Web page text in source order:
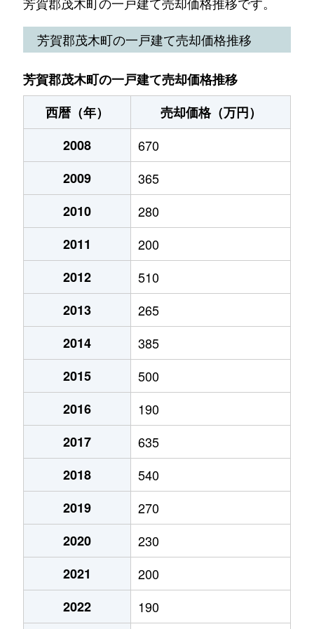
芳賀郡茂木町の一戸建て売却価格推移
芳賀郡茂木町の一戸建て売却価格推移
西暦（年）
売却価格（万円）
2008
670
2009
365
2010
280
2011
200
2012
510
2013
265
2014
385
2015
500
2016
190
2017
635
2018
540
2019
270
2020
230
2021
200
2022
190